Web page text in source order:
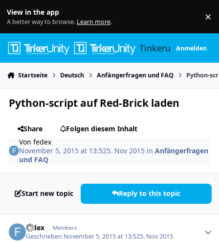
View in the app
A better way to browse. Learn more. ×
TinkerunityAnmelden
Startseite Deutsch Anfängerfragen und FAQ Python-
Python-script auf Red-Brick laden
Share
Folgen diesem Inhalt
Vonfedex
November 5, 2015 at 13:525. Nov 2015 inAnfängerfragen
und FAQ
Start new topic Reply to this topic
fedex Members
Geschrieben November 5, 2015 at 13:525. Nov 2015